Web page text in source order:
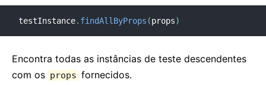
testInstance. findAllByProps (props)
Encontra todas as instâncias de teste descendentes
com os props fornecidos.